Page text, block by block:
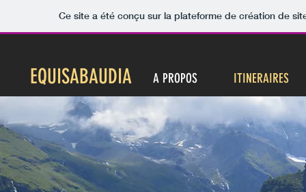
Ce site a été conçu sur la plateforme de création de
EQUISABAUDIA A PROPOS ITINERAIRES